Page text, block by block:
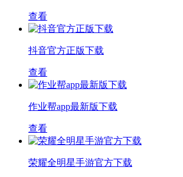
查看
抖音官方正版下载
查看
作业帮app最新版下载
查看
荣耀全明星手游官方下载